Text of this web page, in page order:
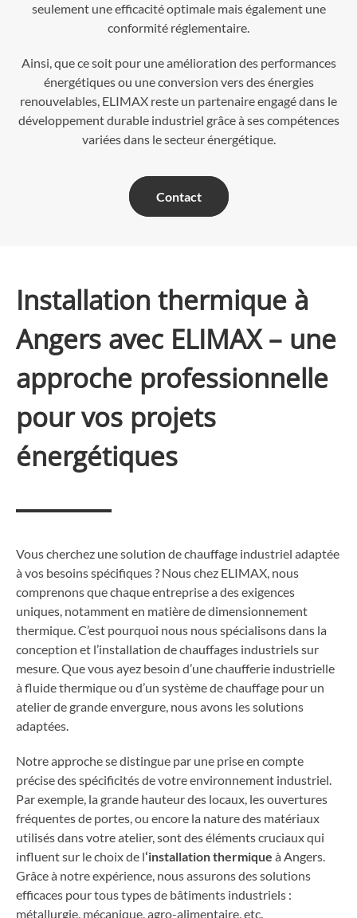
seulement une efficacité optimale mais également une
conformité réglementaire.
Ainsi, que ce soit pour une amélioration des performances
énergétiques ou une conversion vers des énergies
renouvelables, ELIMAX reste un partenaire engagé dans le
développement durable industriel grâce à ses compétences
variées dans le secteur énergétique.
Contact
Installation thermique à
Angers avec ELIMAX – une
approche professionnelle
pour vos projets
énergétiques
Vous cherchez une solution de chauffage industriel adaptée
à vos besoins spécifiques ? Nous chez ELIMAX, nous
comprenons que chaque entreprise a des exigences
uniques, notamment en matière de dimensionnement
thermique. C’est pourquoi nous nous spécialisons dans la
conception et l’installation de chauffages industriels sur
mesure. Que vous ayez besoin d’une chaufferie industrielle
à fluide thermique ou d’un système de chauffage pour un
atelier de grande envergure, nous avons les solutions
adaptées.
Notre approche se distingue par une prise en compte
précise des spécificités de votre environnement industriel.
Par exemple, la grande hauteur des locaux, les ouvertures
fréquentes de portes, ou encore la nature des matériaux
utilisés dans votre atelier, sont des éléments cruciaux qui
influent sur le choix de l‘installation thermique à Angers.
Grâce à notre expérience, nous assurons des solutions
efficaces pour tous types de bâtiments industriels :
métallurgie, mécanique, agro-alimentaire, etc.